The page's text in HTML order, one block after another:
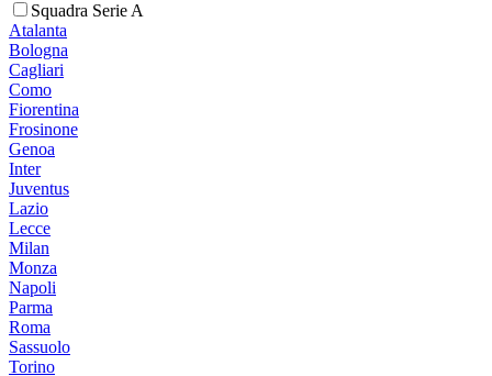
Squadra Serie A
Atalanta
Bologna
Cagliari
Como
Fiorentina
Frosinone
Genoa
Inter
Juventus
Lazio
Lecce
Milan
Monza
Napoli
Parma
Roma
Sassuolo
Torino